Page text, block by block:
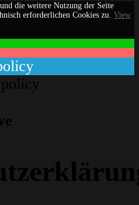
die weitere Nutzung der Seite
erforderlichen Cookies zu. View